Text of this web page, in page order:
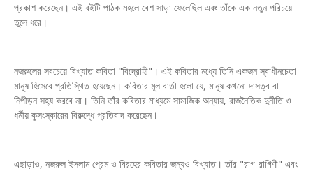
প্রকাশ করেছেন। এই বইটি পাঠক মহলে বেশ সাড়া ফেলেছিল এবং তাঁকে এক নতুন পরিচয়ে
তুলে ধরে।
নজরুলের সবচেয়ে বিখ্যাত কবিতা "বিদ্রোহী"। এই কবিতার মধ্যে তিনি একজন স্বাধীনচেতা
মানুষ হিসেবে প্রতিস্থিত হয়েছেন। কবিতার মূল বার্তা হলো যে, মানুষ কখনো দাসত্ব বা
নিপীড়ন সহ্য করবে না। তিনি তাঁর কবিতার মাধ্যমে সামাজিক অন্যায়, রাজনৈতিক দুর্নীতি ও
ধর্মীয় কুসংস্কারের বিরুদ্ধে প্রতিবাদ করেছেন।
এছাড়াও, নজরুল ইসলাম প্রেম ও বিরহের কবিতার জন্যও বিখ্যাত। তাঁর "রাগ-রাগিণী" এবং